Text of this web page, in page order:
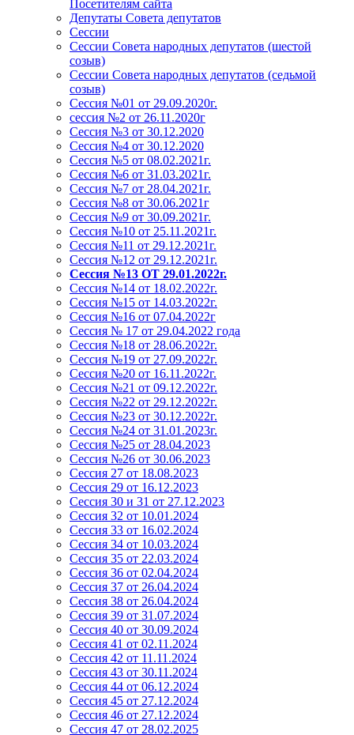
Посетителям сайта
Депутаты Совета депутатов
Сессии
Сессии Совета народных депутатов (шестой
созыв)
Сессии Совета народных депутатов (седьмой
созыв)
Сессия №01 от 29.09.2020г.
сессия №2 от 26.11.2020г
Сессия №3 от 30.12.2020
Сессия №4 от 30.12.2020
Сессия №5 от 08.02.2021г.
Сессия №6 от 31.03.2021г.
Сессия №7 от 28.04.2021г.
Сессия №8 от 30.06.2021г
Сессия №9 от 30.09.2021г.
Сессия №10 от 25.11.2021г.
Сессия №11 от 29.12.2021г.
Сессия №12 от 29.12.2021г.
Сессия №13 ОТ 29.01.2022г.
Сессия №14 от 18.02.2022г.
Сессия №15 от 14.03.2022г.
Сессия №16 от 07.04.2022г
Сессия № 17 от 29.04.2022 года
Сессия №18 от 28.06.2022г.
Сессия №19 от 27.09.2022г.
Сессия №20 от 16.11.2022г.
Сессия №21 от 09.12.2022г.
Сессия №22 от 29.12.2022г.
Сессия №23 от 30.12.2022г.
Сессия №24 от 31.01.2023г.
Сессия №25 от 28.04.2023
Сессия №26 от 30.06.2023
Сессия 27 от 18.08.2023
Сессия 29 от 16.12.2023
Сессия 30 и 31 от 27.12.2023
Сессия 32 от 10.01.2024
Сессия 33 от 16.02.2024
Сессия 34 от 10.03.2024
Сессия 35 от 22.03.2024
Сессия 36 от 02.04.2024
Сессия 37 от 26.04.2024
Сессия 38 от 26.04.2024
Сессия 39 от 31.07.2024
Сессия 40 от 30.09.2024
Сессия 41 от 02.11.2024
Сессия 42 от 11.11.2024
Сессия 43 от 30.11.2024
Сессия 44 от 06.12.2024
Сессия 45 от 27.12.2024
Сессия 46 от 27.12.2024
Сессия 47 от 28.02.2025